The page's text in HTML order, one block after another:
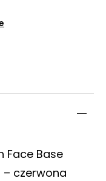
Face Base
– czerwona